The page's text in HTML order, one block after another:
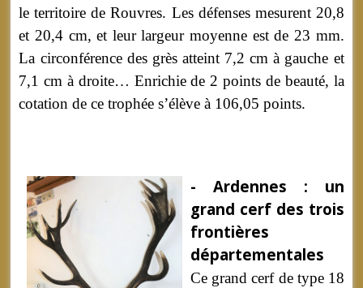
le territoire de Rouvres. Les défenses mesurent 20,8
et 20,4 cm, et leur largeur moyenne est de 23 mm.
La circonférence des grès atteint 7,2 cm à gauche et
7,1 cm à droite… Enrichie de 2 points de beauté, la
cotation de ce trophée s’élève à 106,05 points.
- Ardennes : un
grand cerf des trois
frontières
départementales
Ce grand cerf de type 18